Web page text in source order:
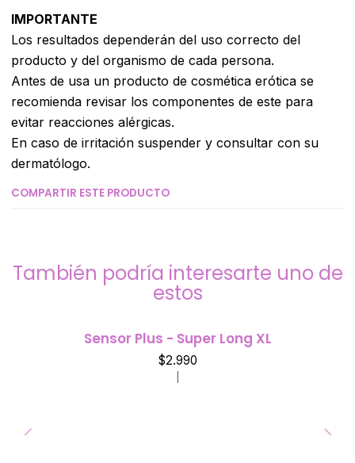
IMPORTANTE
Los resultados dependerán del uso correcto del
producto y del organismo de cada persona.
Antes de usa un producto de cosmética erótica se
recomienda revisar los componentes de este para
evitar reacciones alérgicas.
En caso de irritación suspender y consultar con su
dermatólogo.
COMPARTIR ESTE PRODUCTO
También podría interesarte uno de
estos
Sensor Plus - Super Long XL
$2.990